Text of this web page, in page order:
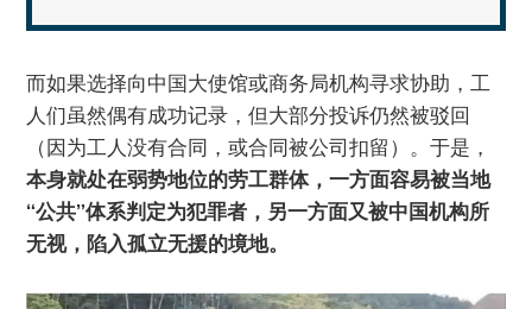
而如果选择向中国大使馆或商务局机构寻求协助，工
人们虽然偶有成功记录，但大部分投诉仍然被驳回
（因为工人没有合同，或合同被公司扣留）。于是，
本身就处在弱势地位的劳工群体，一方面容易被当地
“公共”体系判定为犯罪者，另一方面又被中国机构所
无视，陷入孤立无援的境地。